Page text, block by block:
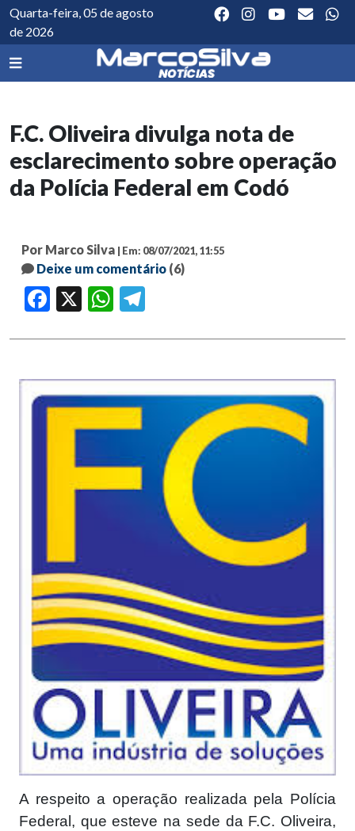
Quarta-feira, 05 de agosto
de 2026
F.C. Oliveira divulga nota de
esclarecimento sobre operação
da Polícia Federal em Codó
Por Marco Silva | Em: 08/07/2021, 11:55
Deixe um comentário (6)
Facebook WhatsApp
A respeito a operação realizada pela Polícia
Federal, que esteve na sede da F.C. Oliveira,